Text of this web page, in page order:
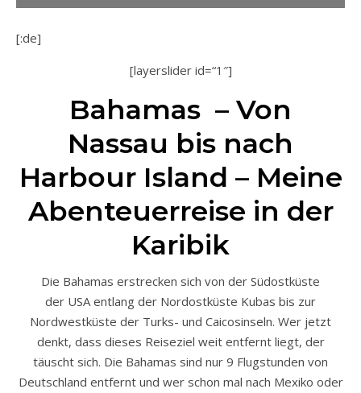
[:de]
[layerslider id=“1″]
Bahamas – Von
Nassau bis nach
Harbour Island – Meine
Abenteuerreise in der
Karibik
Die Bahamas erstrecken sich von der Südostküste
der USA entlang der Nordostküste Kubas bis zur
Nordwestküste der Turks- und Caicosinseln. Wer jetzt
denkt, dass dieses Reiseziel weit entfernt liegt, der
täuscht sich. Die Bahamas sind nur 9 Flugstunden von
Deutschland entfernt und wer schon mal nach Mexiko oder